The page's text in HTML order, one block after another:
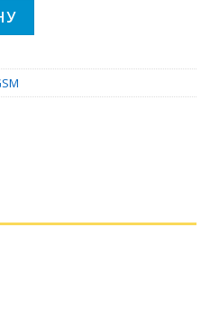
2019 - Силиконовая накладка